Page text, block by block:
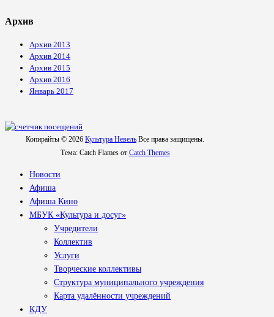
Архив
Архив 2013
Архив 2014
Архив 2015
Архив 2016
Январь 2017
Копирайты © 2026 Культура Невель Все права защищены.
Тема: Catch Flames от Catch Themes
Новости
Афиша
Афиша Кино
МБУК «Культура и досуг»
Учредители
Коллектив
Услуги
Творческие коллективы
Структура муниципального учреждения
Карта удалённости учреждений
КДУ